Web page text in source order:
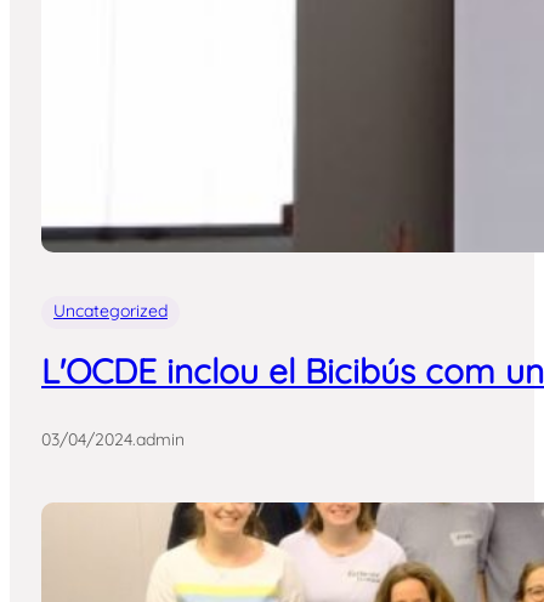
Uncategorized
L'OCDE inclou el Bicibús com
03/04/2024.admin